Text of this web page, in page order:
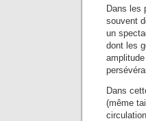
Dans les
souvent
un
dont les
Dans
(même